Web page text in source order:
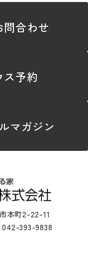
合わせ
ス予約
マガジン
本町2-22-11
393-9838